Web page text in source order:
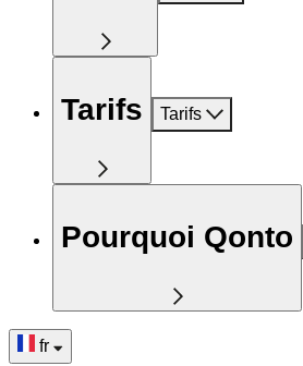
Tarifs Tarifs
Pourquoi Qonto
fr